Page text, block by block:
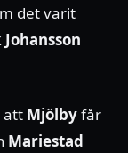
det varit
att Mjölbyfår
Mariestad